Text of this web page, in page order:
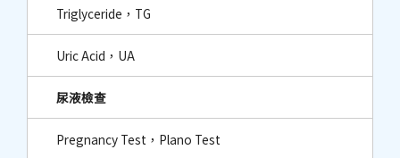
Triglyceride，TG
Uric Acid，UA
尿液檢查
Pregnancy Test，Plano Test